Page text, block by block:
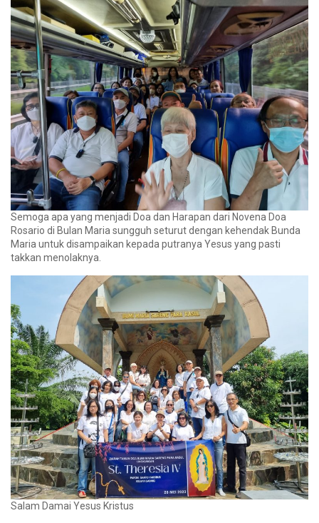
Semoga apa yang menjadi Doa dan Harapan dari Novena Doa
Rosario di Bulan Maria sungguh seturut dengan kehendak Bunda
Maria untuk disampaikan kepada putranya Yesus yang pasti
takkan menolaknya.
Salam Damai Yesus Kristus